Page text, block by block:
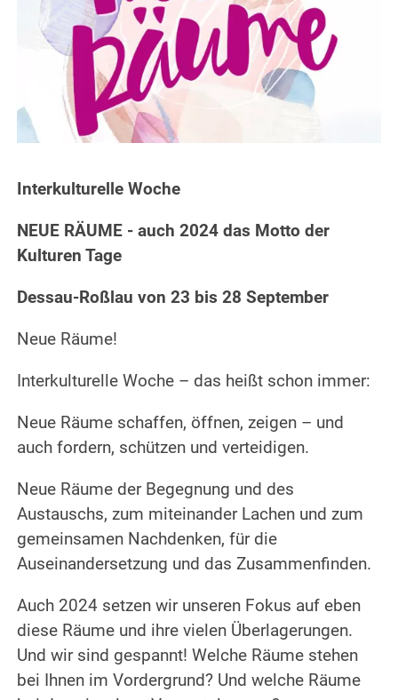
Interkulturelle Woche
NEUE RÄUME - auch 2024 das Motto der
Kulturen Tage
Dessau-Roßlau von 23 bis 28 September
Neue Räume!
Interkulturelle Woche – das heißt schon immer:
Neue Räume schaffen, öffnen, zeigen – und
auch fordern, schützen und verteidigen.
Neue Räume der Begegnung und des
Austauschs, zum miteinander Lachen und zum
gemeinsamen Nachdenken, für die
Auseinandersetzung und das Zusammenfinden.
Auch 2024 setzen wir unseren Fokus auf eben
diese Räume und ihre vielen Überlagerungen.
Und wir sind gespannt! Welche Räume stehen
bei Ihnen im Vordergrund? Und welche Räume